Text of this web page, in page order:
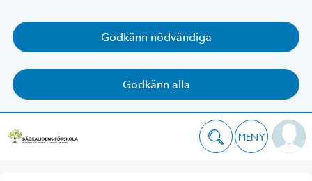
Godkänn nödvändiga
Godkänn alla
MENY